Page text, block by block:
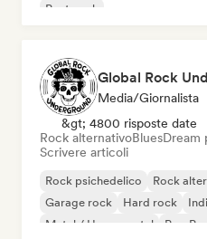
Post punk
Global Rock
Media/Giornalista
&gt; 4800 risposte date
Rock alternativoBluesDream
Scrivere articoli
Rock psichedelico Rock
Garage rock
Hard rock
Metal / Heavy metal
Pop